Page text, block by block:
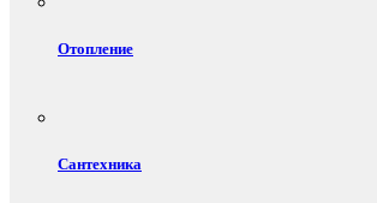
Отопление
Сантехника